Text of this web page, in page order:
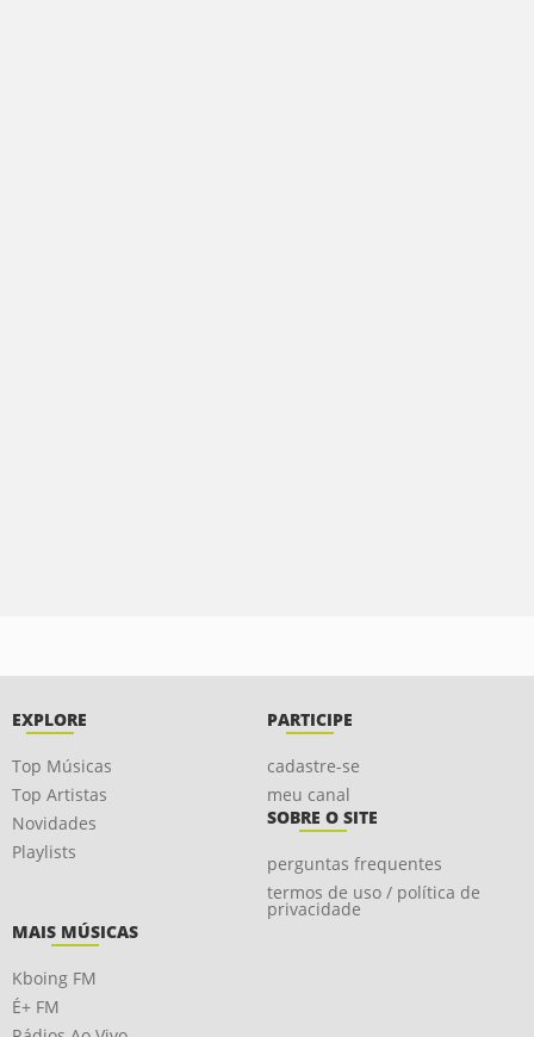
EXPLORE
Top Músicas
Top Artistas
Novidades
Playlists
PARTICIPE
cadastre-se
meu canal
SOBRE O SITE
perguntas frequentes
termos de uso / política de
privacidade
MAIS MÚSICAS
Kboing FM
É+ FM